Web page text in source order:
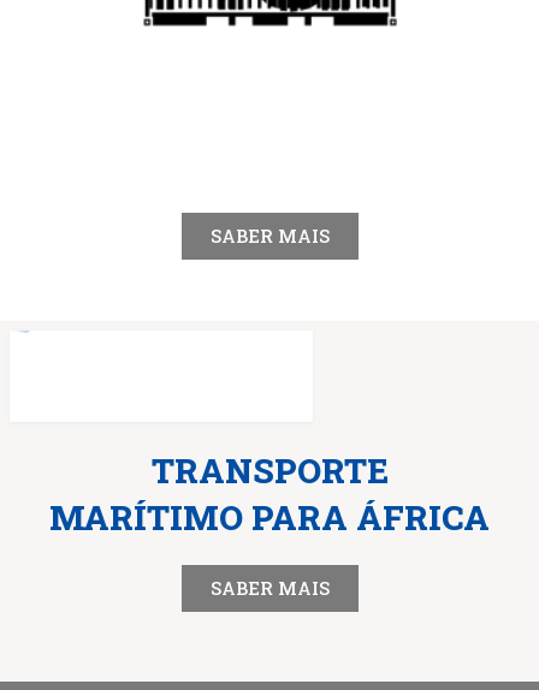
SABER MAIS
TRANSPORTE
MARÍTIMO PARA ÁFRICA
SABER MAIS